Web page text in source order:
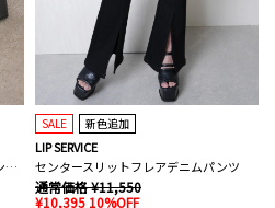
プランプエッジボリュームソールサンダル
SALE 新色追加
LIP SERVICE
センタースリットフレアデニムパンツ
通常価格 ¥11,550
¥10,395 10%OFF